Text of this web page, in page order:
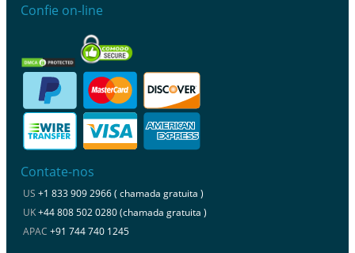
Confie on-line
Contate-nos
US +1 833 909 2966 ( chamada gratuita )
UK+44 808 502 0280 (chamada gratuita )
APAC +91 744 740 1245